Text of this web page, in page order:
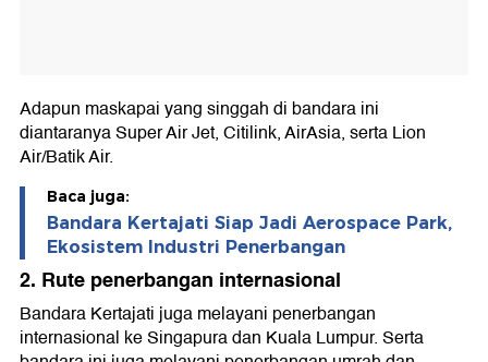
Adapun maskapai yang singgah di bandara ini
diantaranya Super Air Jet, Citilink, AirAsia, serta Lion
Air/Batik Air.
Baca juga:
Bandara Kertajati Siap Jadi Aerospace Park,
Ekosistem Industri Penerbangan
2. Rute penerbangan internasional
Bandara Kertajati juga melayani penerbangan
internasional ke Singapura dan Kuala Lumpur. Serta